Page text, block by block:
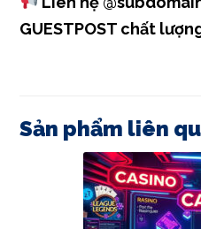
GUESTPOST chất
Sản phẩm liên